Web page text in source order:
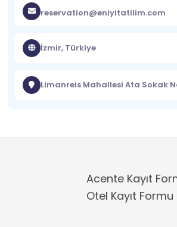
reservation@eniyitatilim.com
İzmir, Türkiye
Limanreis Mahallesi Ata Sokak
Acente Kayıt
Otel Kayıt Formu